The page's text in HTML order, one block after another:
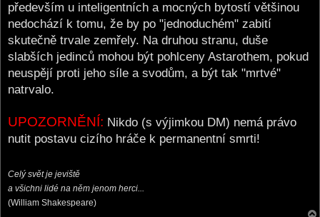
především u inteligentních a mocných bytostí většinou
nedochází k tomu, že by po "jednoduchém" zabití
skutečně trvale zemřely. Na druhou stranu, duše
slabších jedinců mohou být pohlceny Astarothem, pokud
neuspějí proti jeho síle a svodům, a být tak "mrtvé"
natrvalo.
UPOZORNĚNÍ: Nikdo (s výjimkou DM) nemá právo
nutit postavu cizího hráče k permanentní smrti!
Celý svět je jeviště
a všichni lidé na něm jenom herci...
(William Shakespeare)